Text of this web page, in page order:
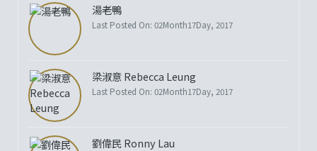
湯老鴨
Last Posted On: 02Month17Day, 2017
梁淑意 Rebecca Leung
Last Posted On: 02Month17Day, 2017
劉偉民 Ronny Lau